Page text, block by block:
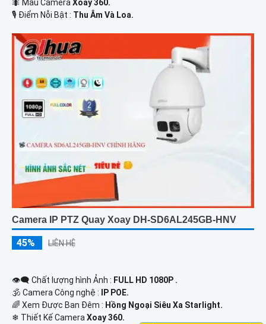
🐜 Mẫu Camera Xoay 360.
️🎙 Điểm Nỗi Bật : Thu Âm Và Loa.
Camera IP PTZ Quay Xoay DH-SD6AL245GB-HNV
45% LIÊN HỆ
👁️‍🗨 Chất lượng hình Ảnh : FULL HD 1080P .
🕉️ Camera Công nghệ : IP POE.
🌈 Xem Được Ban Đêm : Hồng Ngoại Siêu Xa Starlight.
❄ Thiết Kế Camera Xoay 360.